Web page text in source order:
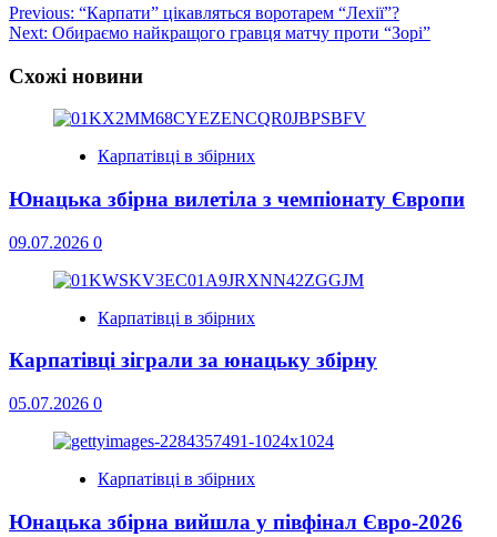
Post
navigation
Previous: “Карпати” цікавляться воротарем “Лехії”?
Next: Обираємо найкращого гравця матчу проти “Зорі”
Схожі новини
Карпатівці в збірних
Юнацька збірна вилетіла з чемпіонату Європи
09.07.2026 0
Карпатівці в збірних
Карпатівці зіграли за юнацьку збірну
05.07.2026 0
Карпатівці в збірних
Юнацька збірна вийшла у півфінал Євро-2026